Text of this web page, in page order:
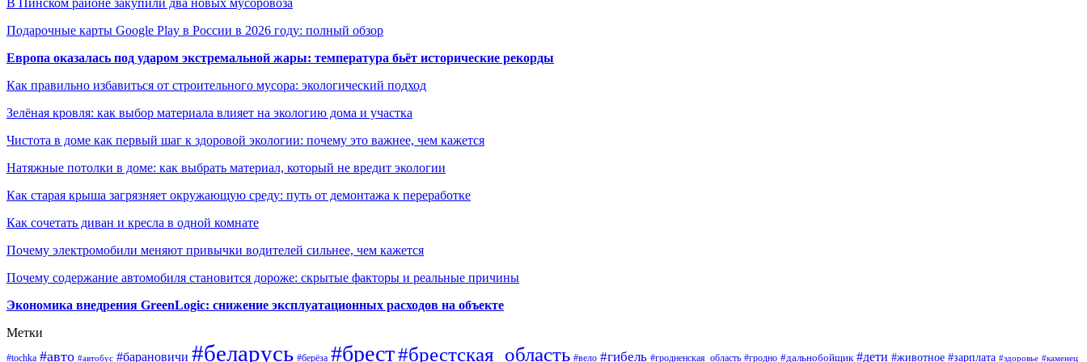
В Пинском районе закупили два новых мусоровоза
Подарочные карты Google Play в России в 2026 году: полный обзор
Европа оказалась под ударом экстремальной жары: температура бьёт исторические рекорды
Как правильно избавиться от строительного мусора: экологический подход
Зелёная кровля: как выбор материала влияет на экологию дома и участка
Чистота в доме как первый шаг к здоровой экологии: почему это важнее, чем кажется
Натяжные потолки в доме: как выбрать материал, который не вредит экологии
Как старая крыша загрязняет окружающую среду: путь от демонтажа к переработке
Как сочетать диван и кресла в одной комнате
Почему электромобили меняют привычки водителей сильнее, чем кажется
Почему содержание автомобиля становится дороже: скрытые факторы и реальные причины
Экономика внедрения GreenLogic: снижение эксплуатационных расходов на объекте
Метки
#tochka #авто #автобус #барановичи #беларусь #берёза #брест#брестская_область #вело #гибель #гродненская_область #гродно #дальнобойщик #дети #животное #зарплата #здоровье #каменец